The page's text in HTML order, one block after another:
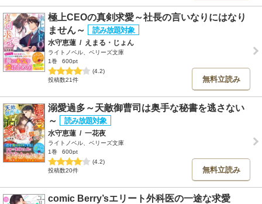
極上CEOの真剣求愛～社長の言いなりにはなり
ません～
水守恵蓮 / えまる・じょん
ライトノベル、ベリーズ文庫
1巻
600pt
(4.2)
投稿数21件
無料立読み
溺愛過多～天敵御曹司は奥手な秘書を逃さない
～
水守恵蓮 / 一花夜
ライトノベル、ベリーズ文庫
1巻
600pt
(4.2)
投稿数20件
無料立読み
comic Berry’sエリート外科医の一途な求愛